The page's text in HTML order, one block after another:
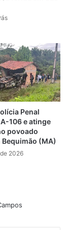
Penal
106 e atinge
povoado
Bequimão (MA)
2026